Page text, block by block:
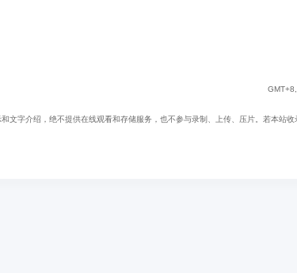
文字介绍，绝不提供在线观看和存储服务，也不参与录制、上传、压片。若本